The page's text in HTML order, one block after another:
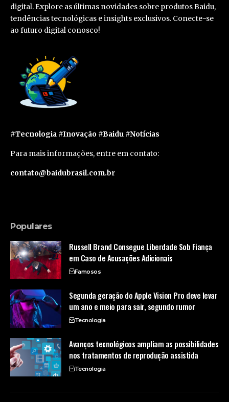
digital. Explore as últimas novidades sobre produtos Baidu,
tendências tecnológicas e insights exclusivos. Conecte-se
ao futuro digital conosco!
#Tecnologia #Inovação #Baidu #Notícias
Para mais informações, entre em contato:
contato@baidubrasil.com.br
Populares
Russell Brand Consegue Liberdade Sob Fiança
em Caso de Acusações Adicionais
Famosos
Segunda geração do Apple Vision Pro deve levar
um ano e meio para sair, segundo rumor
Tecnologia
Avanços tecnológicos ampliam as possibilidades
nos tratamentos de reprodução assistida
Tecnologia